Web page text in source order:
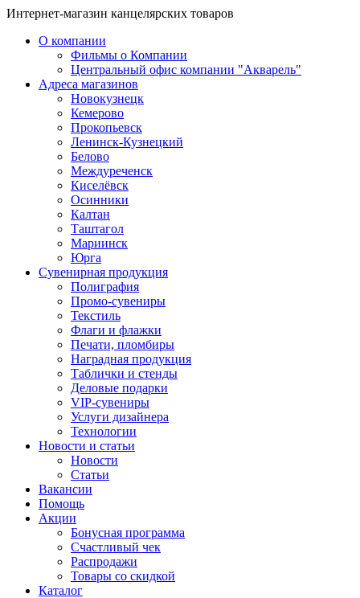
Интернет-магазин канцелярских товаров
О компании
Фильмы о Компании
Центральный офис компании "Акварель"
Адреса магазинов
Новокузнецк
Кемерово
Прокопьевск
Ленинск-Кузнецкий
Белово
Междуреченск
Киселёвск
Осинники
Калтан
Таштагол
Мариинск
Юрга
Сувенирная продукция
Полиграфия
Промо-сувениры
Текстиль
Флаги и флажки
Печати, пломбиры
Наградная продукция
Таблички и стенды
Деловые подарки
VIP-сувениры
Услуги дизайнера
Технологии
Новости и статьи
Новости
Статьи
Вакансии
Помощь
Акции
Бонусная программа
Счастливый чек
Распродажи
Товары со скидкой
Каталог